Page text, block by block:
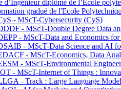
d’Ingénieur diplômé de l’École
gradué de l'Ecole
- MScT-Cybersecurity (CyS)
- MScT-Double Degree Data
- MScT-Data and Economics
- MScT-Data Science and AI
- MScT-Economics, Data
- MScT-Environmental
- MScT-Internet of Things :
- Track : Large Language